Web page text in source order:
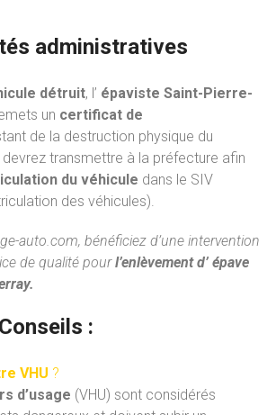
administratives
détruit, l’ épaviste Saint-Pierre-
un certificat de
de la destruction physique du
transmettre à la préfecture afin
du véhicule dans le SIV
des véhicules).
auto.com, bénéficiez d’une intervention
de qualité pourl’enlèvement d’ épave
:
VHU ?
d’usage (VHU) sont considérés